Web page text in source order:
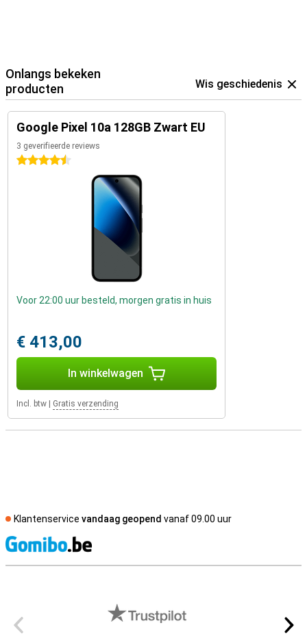
Onlangs bekeken
producten
Wis geschiedenis
Google Pixel 10a 128GB Zwart EU
3 geverifieerde reviews
4.5 sterren
Voor 22:00 uur besteld, morgen gratis in huis
€ 413,00
In winkelwagen
Incl. btw Gratis verzending
Klantenservice vandaag geopend vanaf 09.00 uur